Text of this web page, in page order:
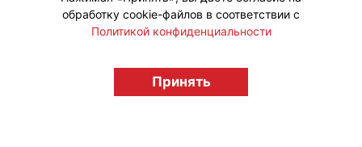
licensingrussia.ru, 2009-2026 12+
обработку cookie-файлов в соответствии с
Политикой конфиденциальности
Принять